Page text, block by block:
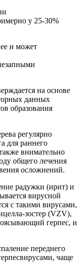
у 25-30%
и может
на основе
данных
образования
регулярно
для раннего
внимательно
общего лечения
осложнений.
радужки (ирит) и
вирусной
с такими вирусами,
зостер (VZV),
герпес, и
переднего
чаще